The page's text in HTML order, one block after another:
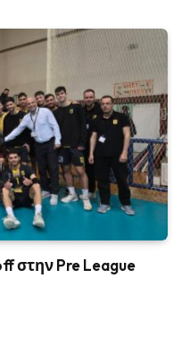
στην Pre League